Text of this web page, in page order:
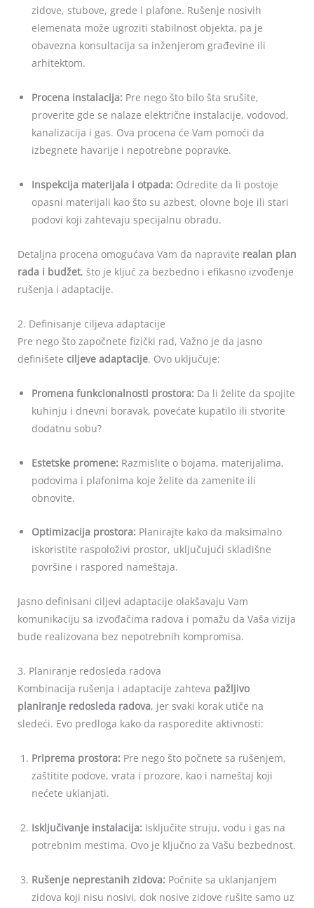
zidove, stubove, grede i plafone. Rušenje nosivih
elemenata može ugroziti stabilnost objekta, pa je
obavezna konsultacija sa inženjerom građevine ili
arhitektom.
Procena instalacija: Pre nego što bilo šta srušite,
proverite gde se nalaze električne instalacije, vodovod,
kanalizacija i gas. Ova procena će Vam pomoći da
izbegnete havarije i nepotrebne popravke.
Inspekcija materijala i otpada: Odredite da li postoje
opasni materijali kao što su azbest, olovne boje ili stari
podovi koji zahtevaju specijalnu obradu.
Detaljna procena omogućava Vam da napravite realan plan
rada i budžet, što je ključ za bezbedno i efikasno izvođenje
rušenja i adaptacije.
2. Definisanje ciljeva adaptacije
Pre nego što započnete fizički rad, Važno je da jasno
definišete ciljeve adaptacije. Ovo uključuje:
Promena funkcionalnosti prostora: Da li želite da spojite
kuhinju i dnevni boravak, povećate kupatilo ili stvorite
dodatnu sobu?
Estetske promene: Razmislite o bojama, materijalima,
podovima i plafonima koje želite da zamenite ili
obnovite.
Optimizacija prostora: Planirajte kako da maksimalno
iskoristite raspoloživi prostor, uključujući skladišne
površine i raspored nameštaja.
Jasno definisani ciljevi adaptacije olakšavaju Vam
komunikaciju sa izvođačima radova i pomažu da Vaša vizija
bude realizovana bez nepotrebnih kompromisa.
3. Planiranje redosleda radova
Kombinacija rušenja i adaptacije zahteva pažljivo
planiranje redosleda radova, jer svaki korak utiče na
sledeći. Evo predloga kako da rasporedite aktivnosti:
Priprema prostora: Pre nego što počnete sa rušenjem,
zaštitite podove, vrata i prozore, kao i nameštaj koji
nećete uklanjati.
Isključivanje instalacija: Isključite struju, vodu i gas na
potrebnim mestima. Ovo je ključno za Vašu bezbednost.
Rušenje neprestanih zidova: Počnite sa uklanjanjem
zidova koji nisu nosivi, dok nosive zidove rušite samo uz